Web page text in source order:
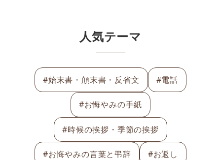
人気テーマ
#始末書・顛末書・反省文 #電話
#お悔やみの手紙
#時候の挨拶・季節の挨拶
#お悔やみの言葉と弔辞 #お返し